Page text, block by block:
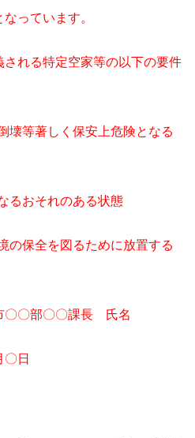
っています。
れる特定空家等の以下の要件
等著しく保安上危険となる
おそれのある状態
保全を図るために放置する
〇〇部〇〇課長 氏名
日